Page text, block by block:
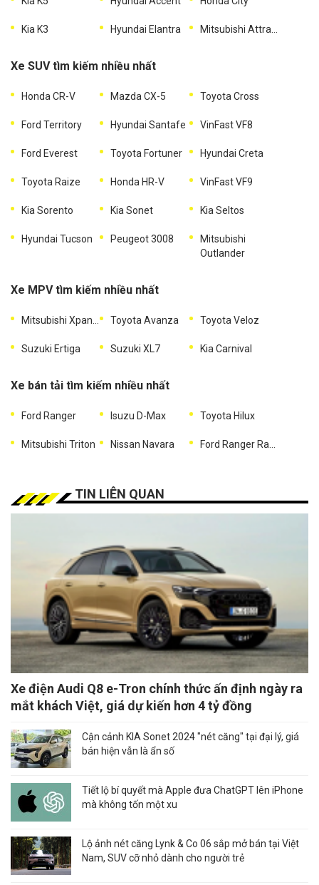
Kia K3 Hyundai Elantra Mitsubishi Attrage
Xe SUV tìm kiếm nhiều nhất
Honda CR-V Mazda CX-5 Toyota Cross
Ford Territory Hyundai Santafe VinFast VF8
Ford Everest Toyota Fortuner Hyundai Creta
Toyota Raize Honda HR-V VinFast VF9
Kia Sorento Kia Sonet Kia Seltos
Hyundai Tucson Peugeot 3008
Mitsubishi
Outlander
Xe MPV tìm kiếm nhiều nhất
Mitsubishi Xpander Toyota Avanza Toyota Veloz
Suzuki Ertiga Suzuki XL7 Kia Carnival
Xe bán tải tìm kiếm nhiều nhất
Ford Ranger Isuzu D-Max Toyota Hilux
Mitsubishi Triton Nissan Navara Ford Ranger Raptor
TIN LIÊN QUAN
Xe điện Audi Q8 e-Tron chính thức ấn định ngày ra
mắt khách Việt, giá dự kiến hơn 4 tỷ đồng
Cận cảnh KIA Sonet 2024 "nét căng" tại đại lý, giá
bán hiện vẫn là ẩn số
Tiết lộ bí quyết mà Apple đưa ChatGPT lên iPhone
mà không tốn một xu
Lộ ảnh nét căng Lynk & Co 06 sắp mở bán tại Việt
Nam, SUV cỡ nhỏ dành cho người trẻ